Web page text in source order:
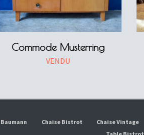
Commode Musterring
VENDU
Chaise Bistrot Chaise Vintage